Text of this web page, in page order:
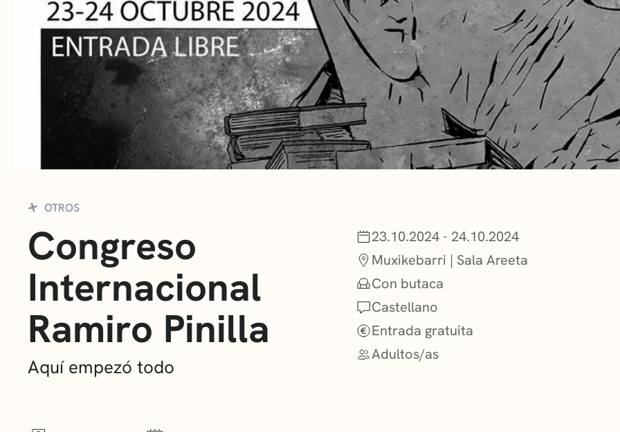
MUXIKEBARRI
CONTACTO
ENTRADAS
BIBLIOTECAS
ESCUELA DE
NOTICIAS
ASOCIACIONES
OTROS
Congreso
Internacional
Ramiro Pinilla
Aquí empezó todo
23.10.2024 - 24.10.2024
Muxikebarri | Sala Areeta
Con butaca
Castellano
Entrada gratuita
Adultos/as